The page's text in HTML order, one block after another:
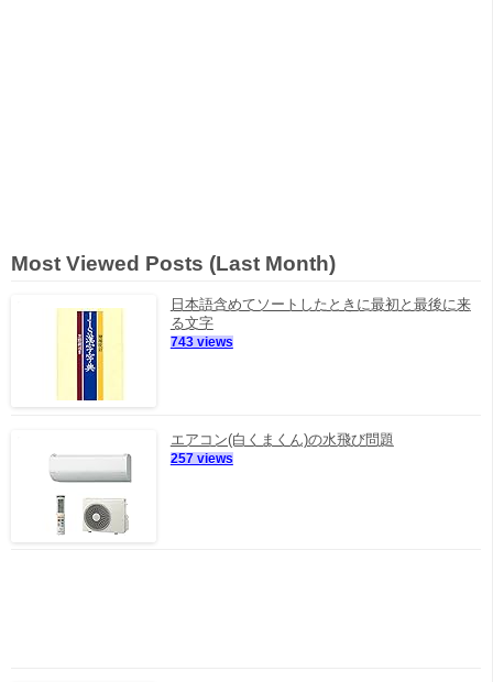
Most Viewed Posts (Last Month)
日本語含めてソートしたときに最初と最後に来
る文字
743 views
エアコン(白くまくん)の水飛び問題
257 views